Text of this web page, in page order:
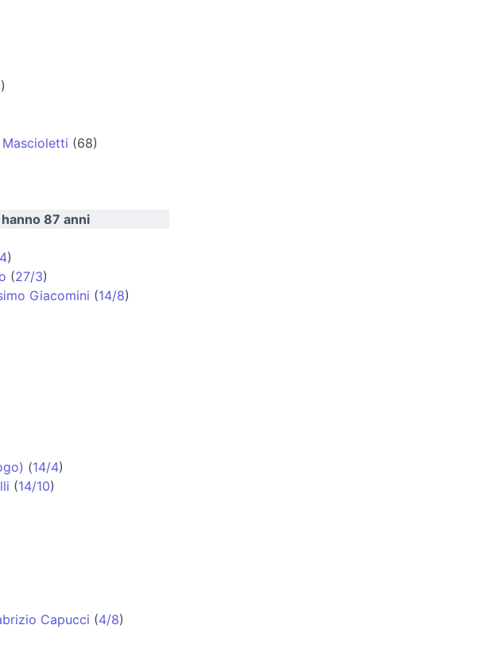
(68)
87 anni
)
(27/3)
Giacomini (14/8)
(14/4)
(14/10)
Capucci (4/8)